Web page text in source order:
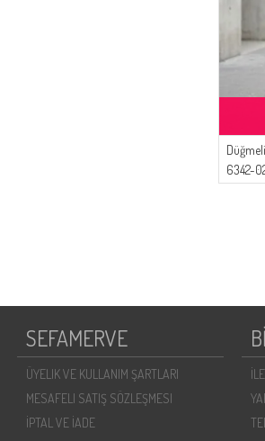
6342-
SEFAMERVE
ÜYELIK VE KULLANIM ŞARTLARI
MESAFELI SATIŞ SÖZLEŞMESI
İPTAL VE İADE